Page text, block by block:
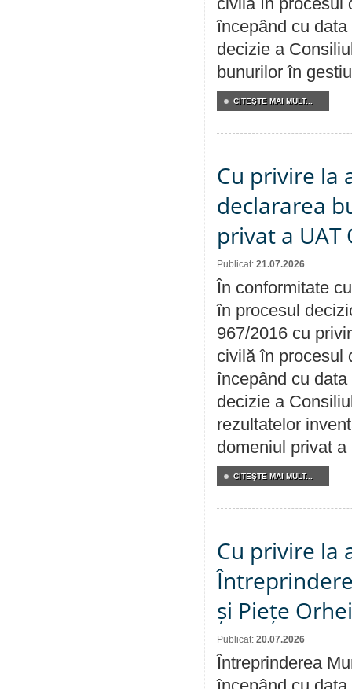
începând cu
decizie a
bunurilor în
CITEŞTE MAI MULT...
Cu privire la
declararea
privat a UAT
Publicat: 21.07.2026
În conformitate
în procesul
967/2016 cu
civilă în procesul
începând cu
decizie a
rezultatelor
domeniul privat a
CITEŞTE MAI MULT...
Cu privire la
și Piețe
Publicat: 20.07.2026
Întreprinderea